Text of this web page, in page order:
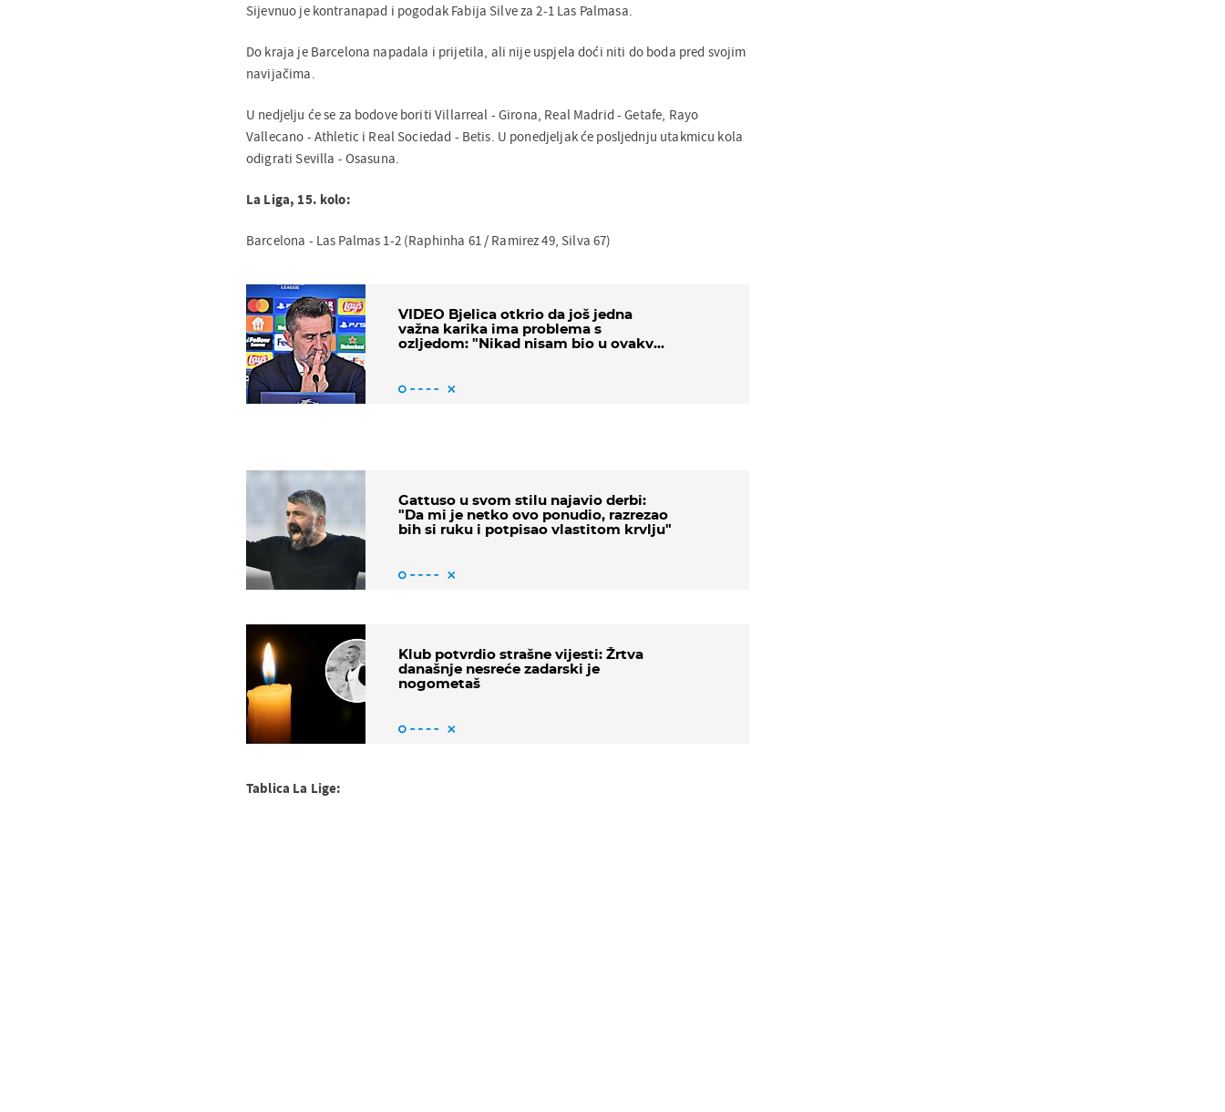
Sijevnuo je kontranapad i pogodak Fabija Silve za 2-1 Las Palmasa.
Do kraja je Barcelona napadala i prijetila, ali nije uspjela doći niti do boda pred svojim
navijačima.
U nedjelju će se za bodove boriti Villarreal - Girona, Real Madrid - Getafe, Rayo
Vallecano - Athletic i Real Sociedad - Betis. U ponedjeljak će posljednju utakmicu kola
odigrati Sevilla - Osasuna.
La Liga, 15. kolo:
Barcelona - Las Palmas 1-2 (Raphinha 61 / Ramirez 49, Silva 67)
VIDEO Bjelica otkrio da još jedna
važna karika ima problema s
ozljedom: "Nikad nisam bio u ovakvoj
Gattuso u svom stilu najavio derbi:
"Da mi je netko ovo ponudio, razrezao
bih si ruku i potpisao vlastitom krvlju"
Klub potvrdio strašne vijesti: Žrtva
današnje nesreće zadarski je
nogometaš
Tablica La Lige: